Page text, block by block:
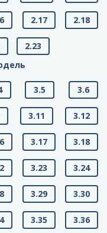
2.17 2.18
2.23
3.5 3.6
3.11 3.12
3.17 3.18
3.23 3.24
3.29 3.30
3.35 3.36